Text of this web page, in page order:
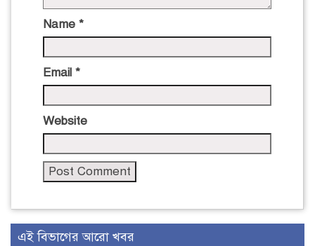
Name *
Email *
Website
এই বিভাগের আরো খবর